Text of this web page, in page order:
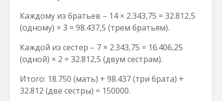
Каждому из братьев – 14 × 2.343,75 = 32.812,5
(одному) × 3 = 98.437,5 (трем братьям).
Каждой из сестер – 7 × 2.343,75 = 16.406,25
(одной) × 2 = 32.812,5 (двум сестрам).
Итого: 18.750 (мать) + 98.437 (три брата) +
32.812 (две сестры) = 150000.